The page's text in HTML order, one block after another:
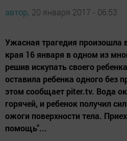
автор, 20 января 2017 - 06:53
Ужасная трагедия произошла
края 16 января в одном из
решив искупать своего
оставила ребенка одного без
этом сообщает piter.tv. Вода
горячей, и ребенок получил
ожоги поверхности тела.
помощь"...